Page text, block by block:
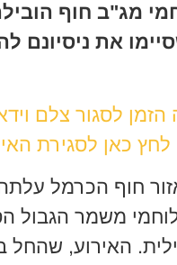
מג"ב חוף
את ניסיונם
הזמן לסגור צלם
לחץ כאן לסגירת
חוף הכרמל
משמר הגבול
האירוע,